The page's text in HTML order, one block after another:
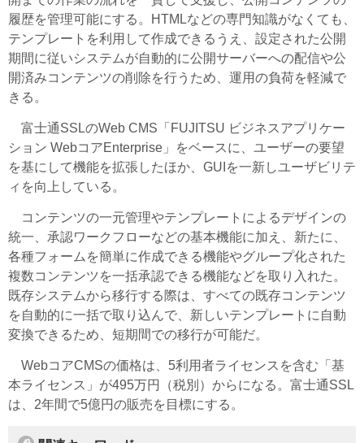
履歴を管理可能にする。HTMLなどの専門知識がなくても、
テンプレートを利用して作成できるうえ、設定された公開
期間に従いシステムが自動的に公開サーバーへの配信や公
開済みコンテンツの削除を行うため、運用の負荷を軽減で
きる。
富士通SSLのWeb CMS「FUJITSU ビジネスアプリケー
ション WebコアEnterprise」をベースに、ユーザーの要望
を基にして機能を拡張したほか、GUIを一新しユーザビリテ
ィを向上している。
コンテンツの一元管理やテンプレートによるデザインの
統一、承認ワークフローなどの基本機能に加え、新たに、
各種フォームを簡単に作成できる機能やグループ化された
複数コンテンツを一括承認できる機能などを取り入れた。
既存システムから移行する際は、すべての既存コンテンツ
を自動的に一括で取り込んで、新しいテンプレートに自動
変換できるため、短期間での移行が可能だ。
WebコアCMSの価格は、5利用者ライセンスを含む「基
本ライセンス」が495万円（税別）からになる。富士通SSL
は、2年間で5億円の販売を目標にする。